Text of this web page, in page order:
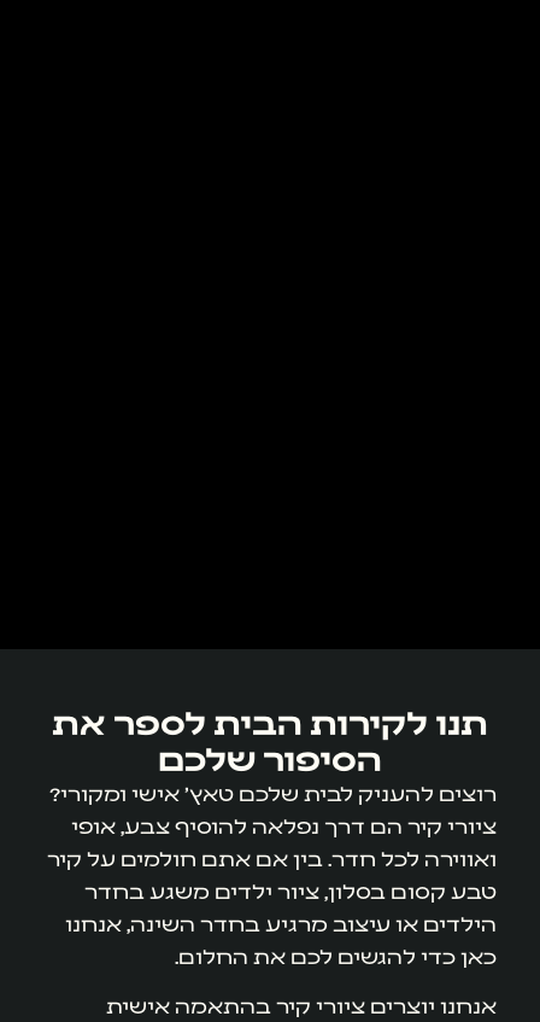
תנו לקירות הבית לספר את
הסיפור שלכם
רוצים להעניק לבית שלכם טאץ' אישי ומקורי?
ציורי קיר הם דרך נפלאה להוסיף צבע, אופי
ואווירה לכל חדר. בין אם אתם חולמים על קיר
טבע קסום בסלון, ציור ילדים משגע בחדר
הילדים או עיצוב מרגיע בחדר השינה, אנחנו
כאן כדי להגשים לכם את החלום.
אנחנו יוצרים ציורי קיר בהתאמה אישית